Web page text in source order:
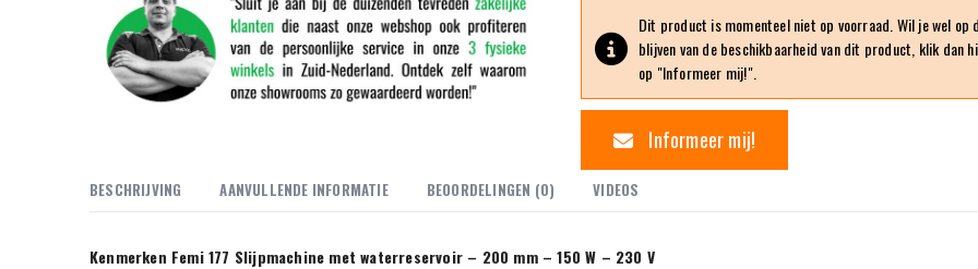
Dit product is momenteel niet op voorraad. Wil je wel op
blijven van de beschikbaarheid van dit product, klik dan
op "Informeer mij!".
Informeer mij!
BESCHRIJVING AANVULLENDE INFORMATIE BEOORDELINGEN (0) VIDEOS
Kenmerken Femi 177 Slijpmachine met waterreservoir – 200 mm – 150 W – 230 V